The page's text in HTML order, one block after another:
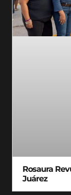
Rosaura
Juárez